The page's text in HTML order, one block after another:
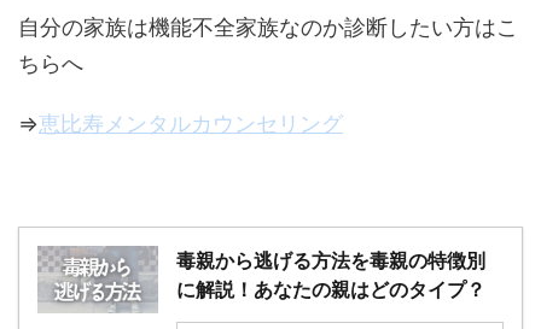
自分の家族は機能不全家族なのか診断したい方はこ
ちらへ
⇒恵比寿メンタルカウンセリング
毒親から逃げる方法を毒親の特徴別
に解説！あなたの親はどのタイプ？